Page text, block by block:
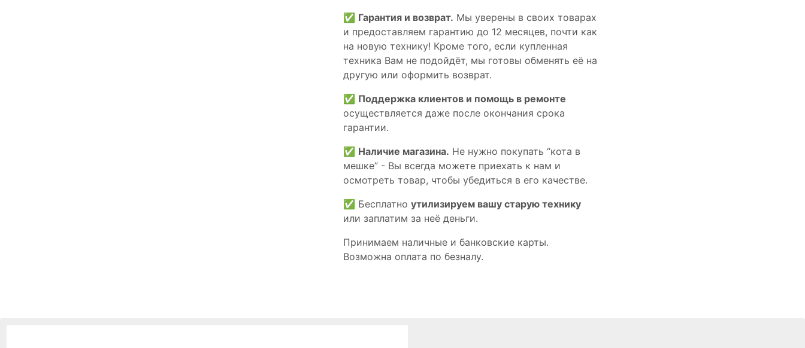
✅ Гарантия и возврат. Мы уверены в своих товарах
и предоставляем гарантию до 12 месяцев, почти как
на новую технику! Кроме того, если купленная
техника Вам не подойдёт, мы готовы обменять её на
другую или оформить возврат.
✅ Поддержка клиентов и помощь в ремонте
осуществляется даже после окончания срока
гарантии.
✅ Наличие магазина. Не нужно покупать “кота в
мешке” - Вы всегда можете приехать к нам и
осмотреть товар, чтобы убедиться в его качестве.
✅ Бесплатно утилизируем вашу старую технику
или заплатим за неё деньги.
Принимаем наличные и банковские карты.
Возможна оплата по безналу.